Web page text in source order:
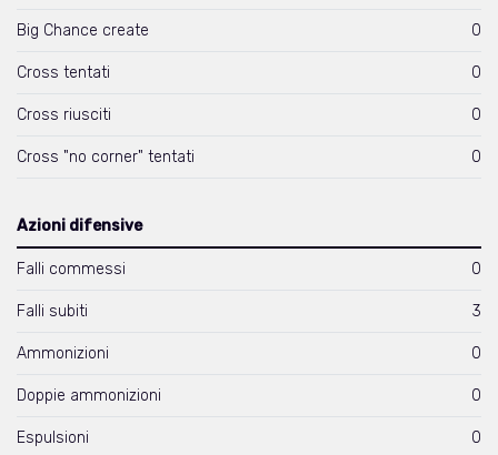
Big Chance create 0
Cross tentati 0
Cross riusciti 0
Cross "no corner" tentati 0
Azioni difensive
Falli commessi 0
Falli subiti 3
Ammonizioni 0
Doppie ammonizioni 0
Espulsioni 0